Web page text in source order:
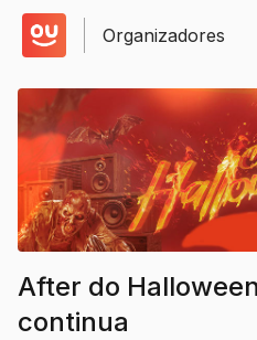
Organizadores
After do
continua